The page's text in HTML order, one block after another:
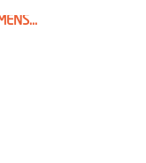
PROGRAMAÇÃO DE CLP SIEMENS - TIA PORTAL